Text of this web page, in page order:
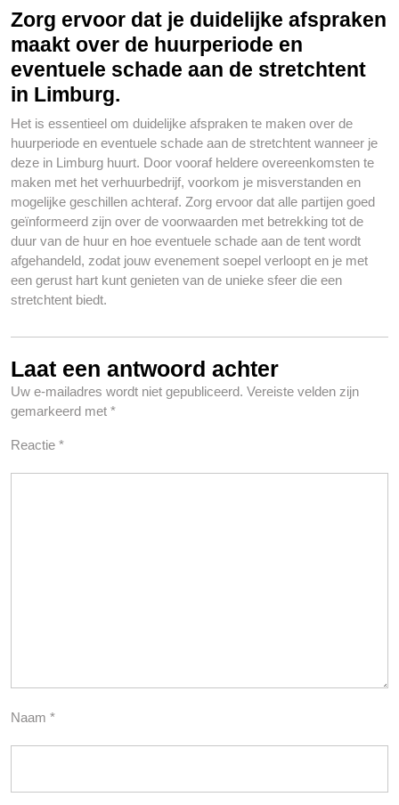
Zorg ervoor dat je duidelijke afspraken
maakt over de huurperiode en
eventuele schade aan de stretchtent
in Limburg.
Het is essentieel om duidelijke afspraken te maken over de
huurperiode en eventuele schade aan de stretchtent wanneer je
deze in Limburg huurt. Door vooraf heldere overeenkomsten te
maken met het verhuurbedrijf, voorkom je misverstanden en
mogelijke geschillen achteraf. Zorg ervoor dat alle partijen goed
geïnformeerd zijn over de voorwaarden met betrekking tot de
duur van de huur en hoe eventuele schade aan de tent wordt
afgehandeld, zodat jouw evenement soepel verloopt en je met
een gerust hart kunt genieten van de unieke sfeer die een
stretchtent biedt.
Laat een antwoord achter
Uw e-mailadres wordt niet gepubliceerd. Vereiste velden zijn
gemarkeerd met *
Reactie *
Naam *